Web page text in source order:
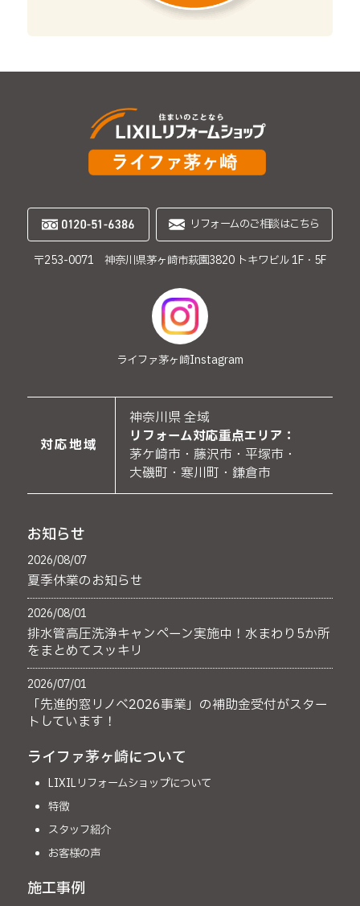
リフォームのご相談はこちら
〒253-0071 神奈川県茅ヶ崎市萩園3820 トキワビル 1F・5F
ライファ茅ヶ崎Instagram
対応地域
神奈川県 全域
リフォーム対応重点エリア：
茅ケ崎市・藤沢市・平塚市・
大磯町・寒川町・鎌倉市
お知らせ
2026/08/07
夏季休業のお知らせ
2026/08/01
排水管高圧洗浄キャンペーン実施中！水まわり5か所
をまとめてスッキリ
2026/07/01
「先進的窓リノベ2026事業」の補助金受付がスター
トしています！
ライファ茅ヶ崎について
LIXILリフォームショップについて
特徴
スタッフ紹介
お客様の声
施工事例